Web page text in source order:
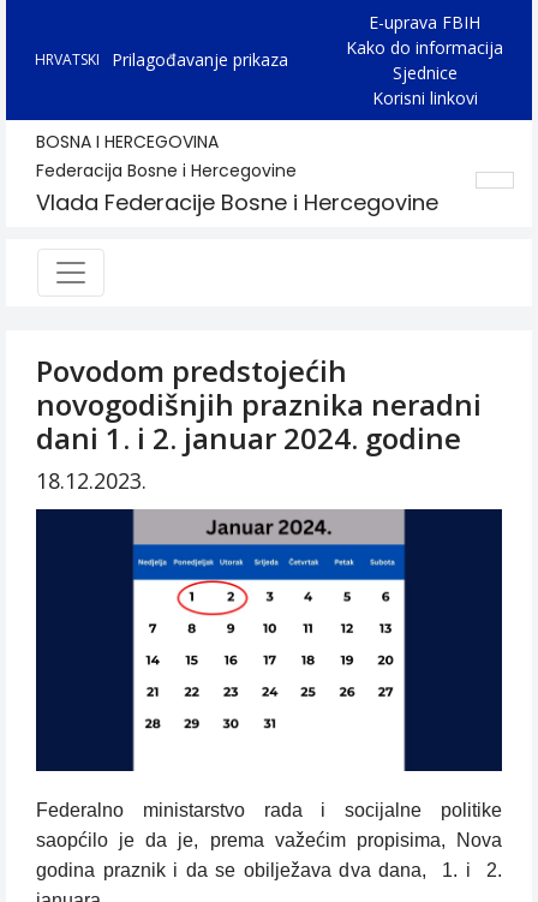
HRVATSKI Prilagođavanje prikaza
E-uprava FBIH
Kako do informacija
Sjednice
Korisni linkovi
BOSNA I HERCEGOVINA
Federacija Bosne i Hercegovine
Vlada Federacije Bosne i Hercegovine
Povodom predstojećih
novogodišnjih praznika neradni
dani 1. i 2. januar 2024. godine
18.12.2023.
Federalno ministarstvo rada i socijalne politike
saopćilo je da je, prema važećim propisima, Nova
godina praznik i da se obilježava dva dana, 1. i 2.